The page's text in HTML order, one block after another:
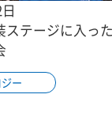
ステージに入っ
ー